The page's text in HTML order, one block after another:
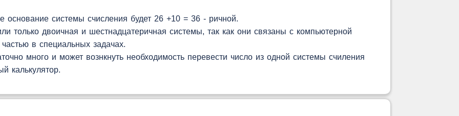
системы счисления будет 26 +10 = 36 - ричной.
только двоичная и шестнадцатеричная системы, так как они связаны с компьютерной
в специальных задачах.
много и может вознкнуть необходимость перевести число из одной системы счиления
калькулятор.